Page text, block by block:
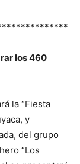
los 460
la “Fiesta
y
del grupo
“Los